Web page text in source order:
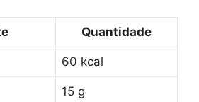
Quantidade
60 kcal
15 g